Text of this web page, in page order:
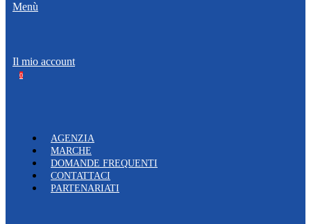
Menù
Il mio account
0
AGENZIA
MARCHE
DOMANDE FREQUENTI
CONTATTACI
PARTENARIATI